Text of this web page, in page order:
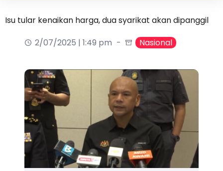
Isu tular kenaikan harga, dua syarikat akan dipanggil
2/07/2025 | 1:49 pm
Nasional